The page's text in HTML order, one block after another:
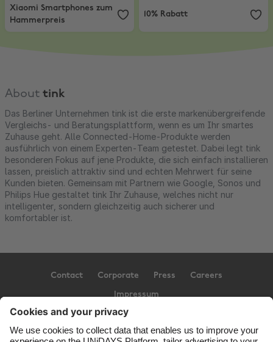
Xiaomi Smartphones zum
Hammerpreis
10% Rabatt
About tink
Das Berliner Unternehmen tink ist die erste markenübergreifende
Vergleichs- und Beratungsplattform, wenn es um Ihr smartes
Zuhause geht. Alle Connected-Home-Produkte werden
ausführlich von einem Experten-Team getestet. Dabei legt tink
besonderen Fokus auf jene Produkte, die sich einfach installieren
lassen, preislich attraktiv sind und echten Mehrwert für seine
Kunden bieten. Gemeinsam mit Partnern wie Google, Sonos und
Philips Hue gestaltet tink Ihr Zuhause, welches nicht nur
intelligenter, sondern gleichzeitig auch sicherer und
komfortabler ist.
Contact Corporate Press Careers
Impressum